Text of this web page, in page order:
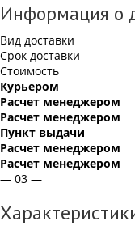
Информация о
Вид доставки
Срок доставки
Стоимость
Курьером
Расчет менеджером
Расчет менеджером
Пункт выдачи
Расчет менеджером
Расчет менеджером
— 03 —